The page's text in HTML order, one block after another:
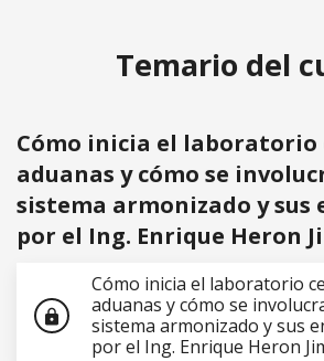
enmiendas por el Ing. Enrique
Temario del
Cómo inicia el laboratorio
aduanas y cómo se
sistema armonizado y sus
por el Ing. Enrique Heron
lock
Cómo inicia el laboratorio
aduanas y cómo se
sistema armonizado y sus
por el Ing. Enrique Heron